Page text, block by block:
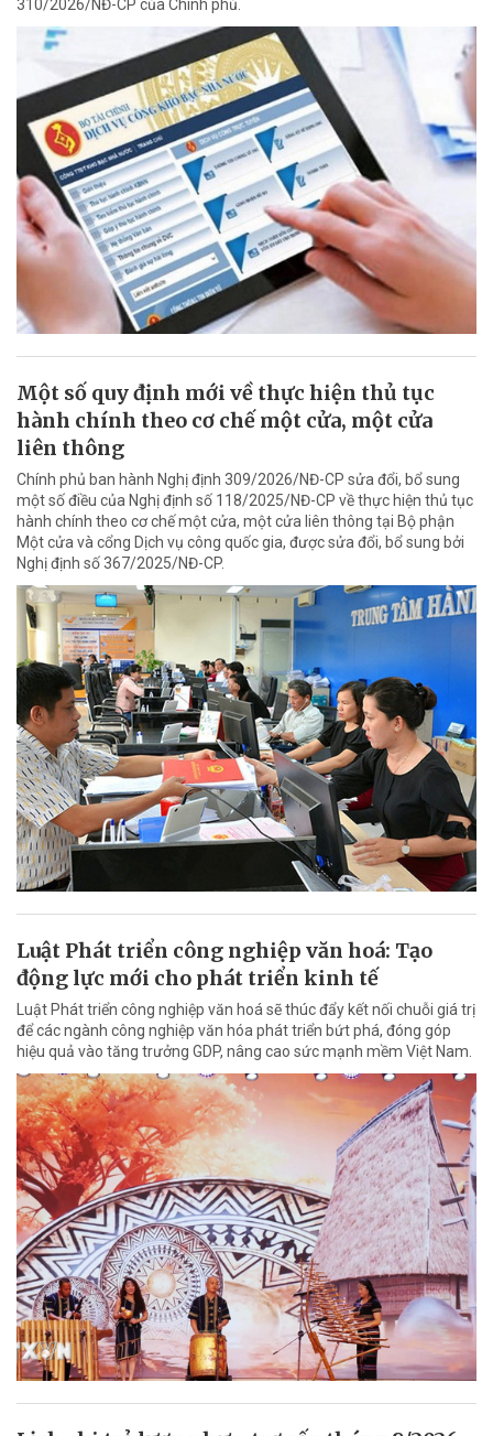
310/2026/NĐ-CP của Chính phủ.
Một số quy định mới về thực hiện thủ tục
hành chính theo cơ chế một cửa, một cửa
liên thông
Chính phủ ban hành Nghị định 309/2026/NĐ-CP sửa đổi, bổ sung
một số điều của Nghị định số 118/2025/NĐ-CP về thực hiện thủ tục
hành chính theo cơ chế một cửa, một cửa liên thông tại Bộ phận
Một cửa và cổng Dịch vụ công quốc gia, được sửa đổi, bổ sung bởi
Nghị định số 367/2025/NĐ-CP.
Luật Phát triển công nghiệp văn hoá: Tạo
động lực mới cho phát triển kinh tế
Luật Phát triển công nghiệp văn hoá sẽ thúc đẩy kết nối chuỗi giá trị
để các ngành công nghiệp văn hóa phát triển bứt phá, đóng góp
hiệu quả vào tăng trưởng GDP, nâng cao sức mạnh mềm Việt Nam.